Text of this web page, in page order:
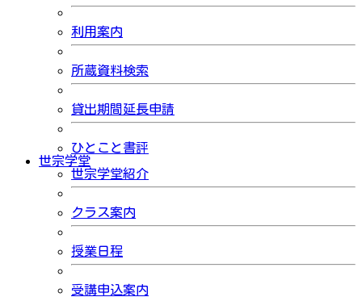
利用案内
所蔵資料検索
貸出期間延長申請
ひとこと書評
世宗学堂
世宗学堂紹介
クラス案内
授業日程
受講申込案内